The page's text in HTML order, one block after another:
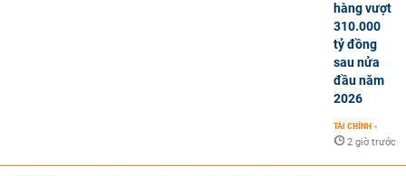
hàng vượt
310.000
tỷ đồng
sau nửa
đầu năm
2026
TÀI CHÍNH -
2 giờ trước